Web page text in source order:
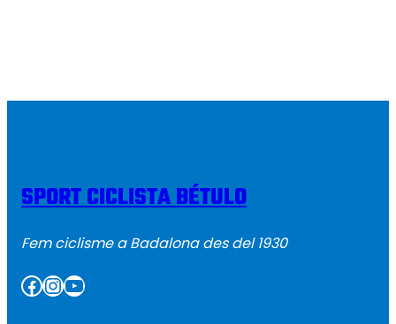
SPORT CICLISTA BÉTULO
Fem ciclisme a Badalona des del 1930
Facebook InstagramYouTube